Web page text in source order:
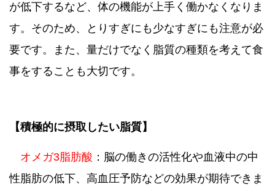
が低下するなど、体の機能が上手く働かなくなりま
す。そのため、とりすぎにも少なすぎにも注意が必
要です。また、量だけでなく脂質の種類を考えて食
事をすることも大切です。
【積極的に摂取したい脂質】
オメガ3脂肪酸 ：脳の働きの活性化や血液中の中
性脂肪の低下、高血圧予防などの効果が期待できま